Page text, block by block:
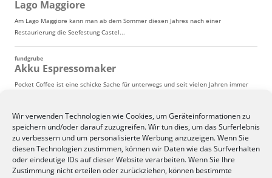
Wir verwenden Technologien wie Cookies, um Geräteinformationen zu
speichern und/oder darauf zuzugreifen. Wir tun dies, um das Surferlebnis
zu verbessern und um personalisierte Werbung anzuzeigen. Wenn Sie
diesen Technologien zustimmen, können wir Daten wie das Surfverhalten
oder eindeutige IDs auf dieser Website verarbeiten. Wenn Sie Ihre
Zustimmung nicht erteilen oder zurückziehen, können bestimmte